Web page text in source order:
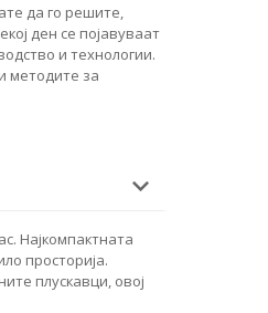
да го решите,
ден се појавуваат
и технологии.
методите за
Најкомпактната
просторија.
плускавци, овој